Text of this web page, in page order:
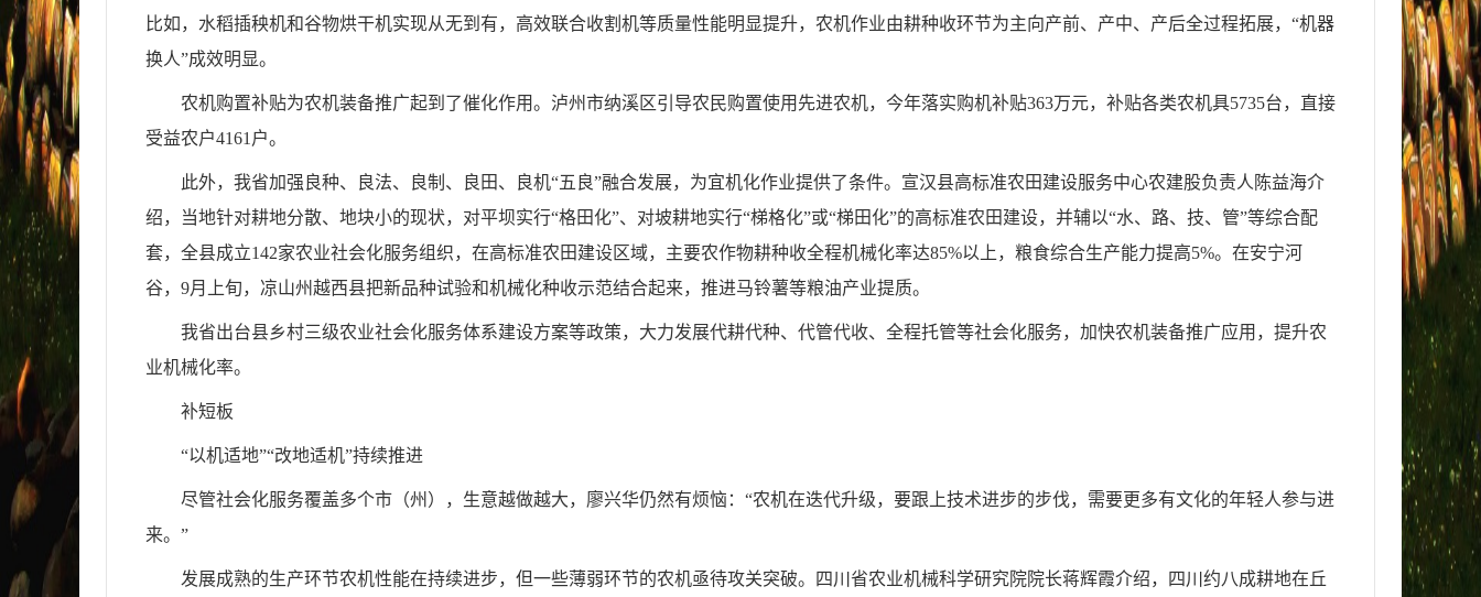
比如，水稻插秧机和谷物烘干机实现从无到有，高效联合收割机等质量性能明显提升，农机作业由耕种收环节为主向产前、产中、产后全过程拓展，“机器
换人”成效明显。
农机购置补贴为农机装备推广起到了催化作用。泸州市纳溪区引导农民购置使用先进农机，今年落实购机补贴363万元，补贴各类农机具5735台，直接
受益农户4161户。
此外，我省加强良种、良法、良制、良田、良机“五良”融合发展，为宜机化作业提供了条件。宣汉县高标准农田建设服务中心农建股负责人陈益海介
绍，当地针对耕地分散、地块小的现状，对平坝实行“格田化”、对坡耕地实行“梯格化”或“梯田化”的高标准农田建设，并辅以“水、路、技、管”等综合配
套，全县成立142家农业社会化服务组织，在高标准农田建设区域，主要农作物耕种收全程机械化率达85%以上，粮食综合生产能力提高5%。在安宁河
谷，9月上旬，凉山州越西县把新品种试验和机械化种收示范结合起来，推进马铃薯等粮油产业提质。
我省出台县乡村三级农业社会化服务体系建设方案等政策，大力发展代耕代种、代管代收、全程托管等社会化服务，加快农机装备推广应用，提升农
业机械化率。
补短板
“以机适地”“改地适机”持续推进
尽管社会化服务覆盖多个市（州），生意越做越大，廖兴华仍然有烦恼：“农机在迭代升级，要跟上技术进步的步伐，需要更多有文化的年轻人参与进
来。”
发展成熟的生产环节农机性能在持续进步，但一些薄弱环节的农机亟待攻关突破。四川省农业机械科学研究院院长蒋辉霞介绍，四川约八成耕地在丘